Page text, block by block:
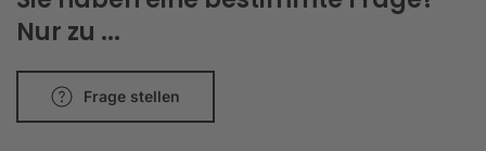
Nur zu ...
Frage stellen